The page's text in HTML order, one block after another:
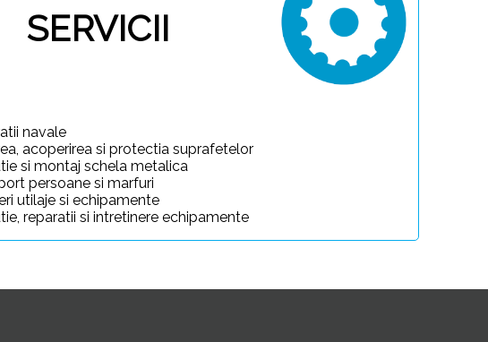
SERVICII
navale
acoperirea si protectia suprafetelor
si montaj schela metalica
persoane si marfuri
utilaje si echipamente
reparatii si intretinere echipamente